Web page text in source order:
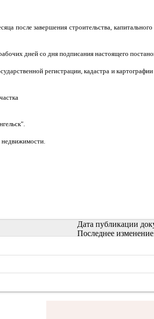
после завершения строительства,
дней со дня подписания настоящего
регистрации, кадастра и
недвижимости.
Дата публикации
Последнее